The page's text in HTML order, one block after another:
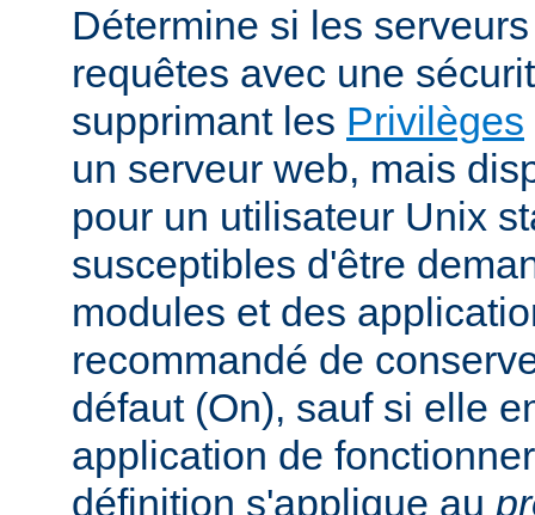
Détermine si les
requêtes avec une
supprimant les Privilèges
un serveur web, mais
pour un utilisateur Unix
susceptibles d'être
modules et des
recommandé de
défaut (On), sauf si elle
application de
définition s'applique au